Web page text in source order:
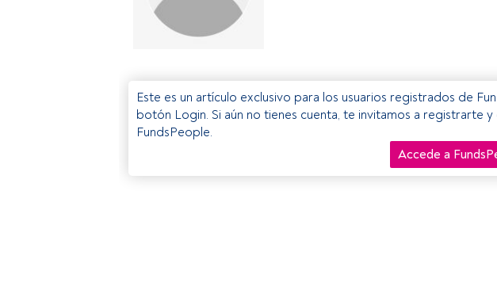
Este es un artículo exclusivo para los usuarios registrados de
botón Login. Si aún no tienes cuenta, te invitamos a registrarte
FundsPeople.
Accede a